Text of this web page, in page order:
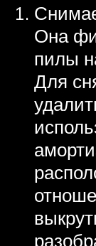
Она
пилы
Для